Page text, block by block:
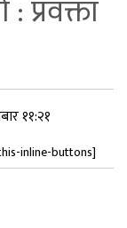
प्रवक्ता
११:२१
inline-buttons]